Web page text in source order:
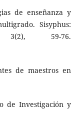
de enseñanza y
Sisyphus:
59-76.
de maestros en
de Investigación y